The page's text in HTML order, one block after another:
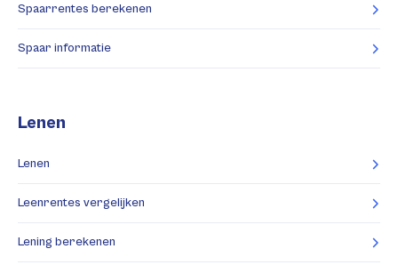
Spaarrentes berekenen
Spaar informatie
Lenen
Lenen
Leenrentes vergelijken
Lening berekenen